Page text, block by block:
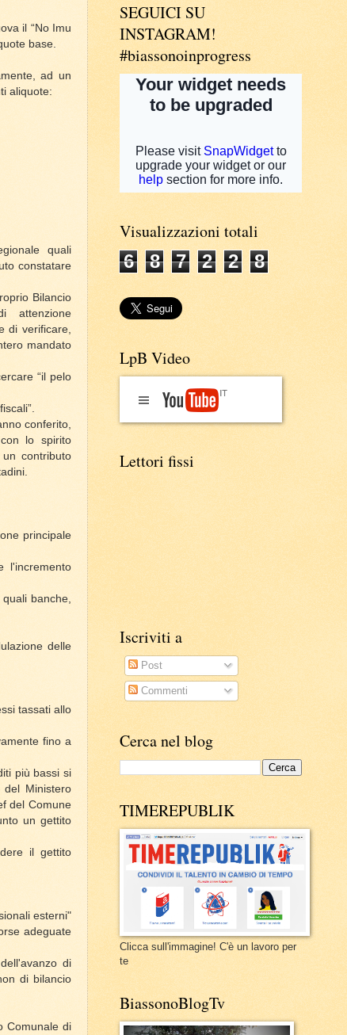
il “No Imu
base.
ad un
aliquote:
quali
constatare
Bilancio
attenzione
di verificare,
mandato
“il pelo
conferito,
lo spirito
contributo
principale
l'incremento
banche,
delle
tassati allo
fino a
più bassi si
Ministero
del Comune
un gettito
il gettito
esterni"
adeguate
di
di bilancio
Comunale di
SEGUICI SU
INSTAGRAM!
#biassonoinprogress
Visualizzazioni totali
6
8 7 2 2 8
LpB Video
Lettori fissi
Iscriviti a
Post
Commenti
Cerca nel blog
TIMEREPUBLIK
Clicca sull'immagine! C'è un lavoro per
te
BiassonoBlogTv